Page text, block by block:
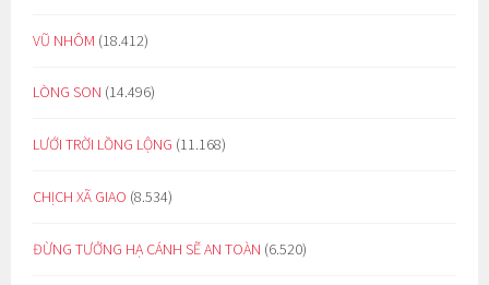
VŨ NHÔM (18.412)
LÒNG SON (14.496)
LƯỚI TRỜI LỒNG LỘNG (11.168)
CHỊCH XÃ GIAO (8.534)
ĐỪNG TƯỞNG HẠ CÁNH SẼ AN TOÀN (6.520)